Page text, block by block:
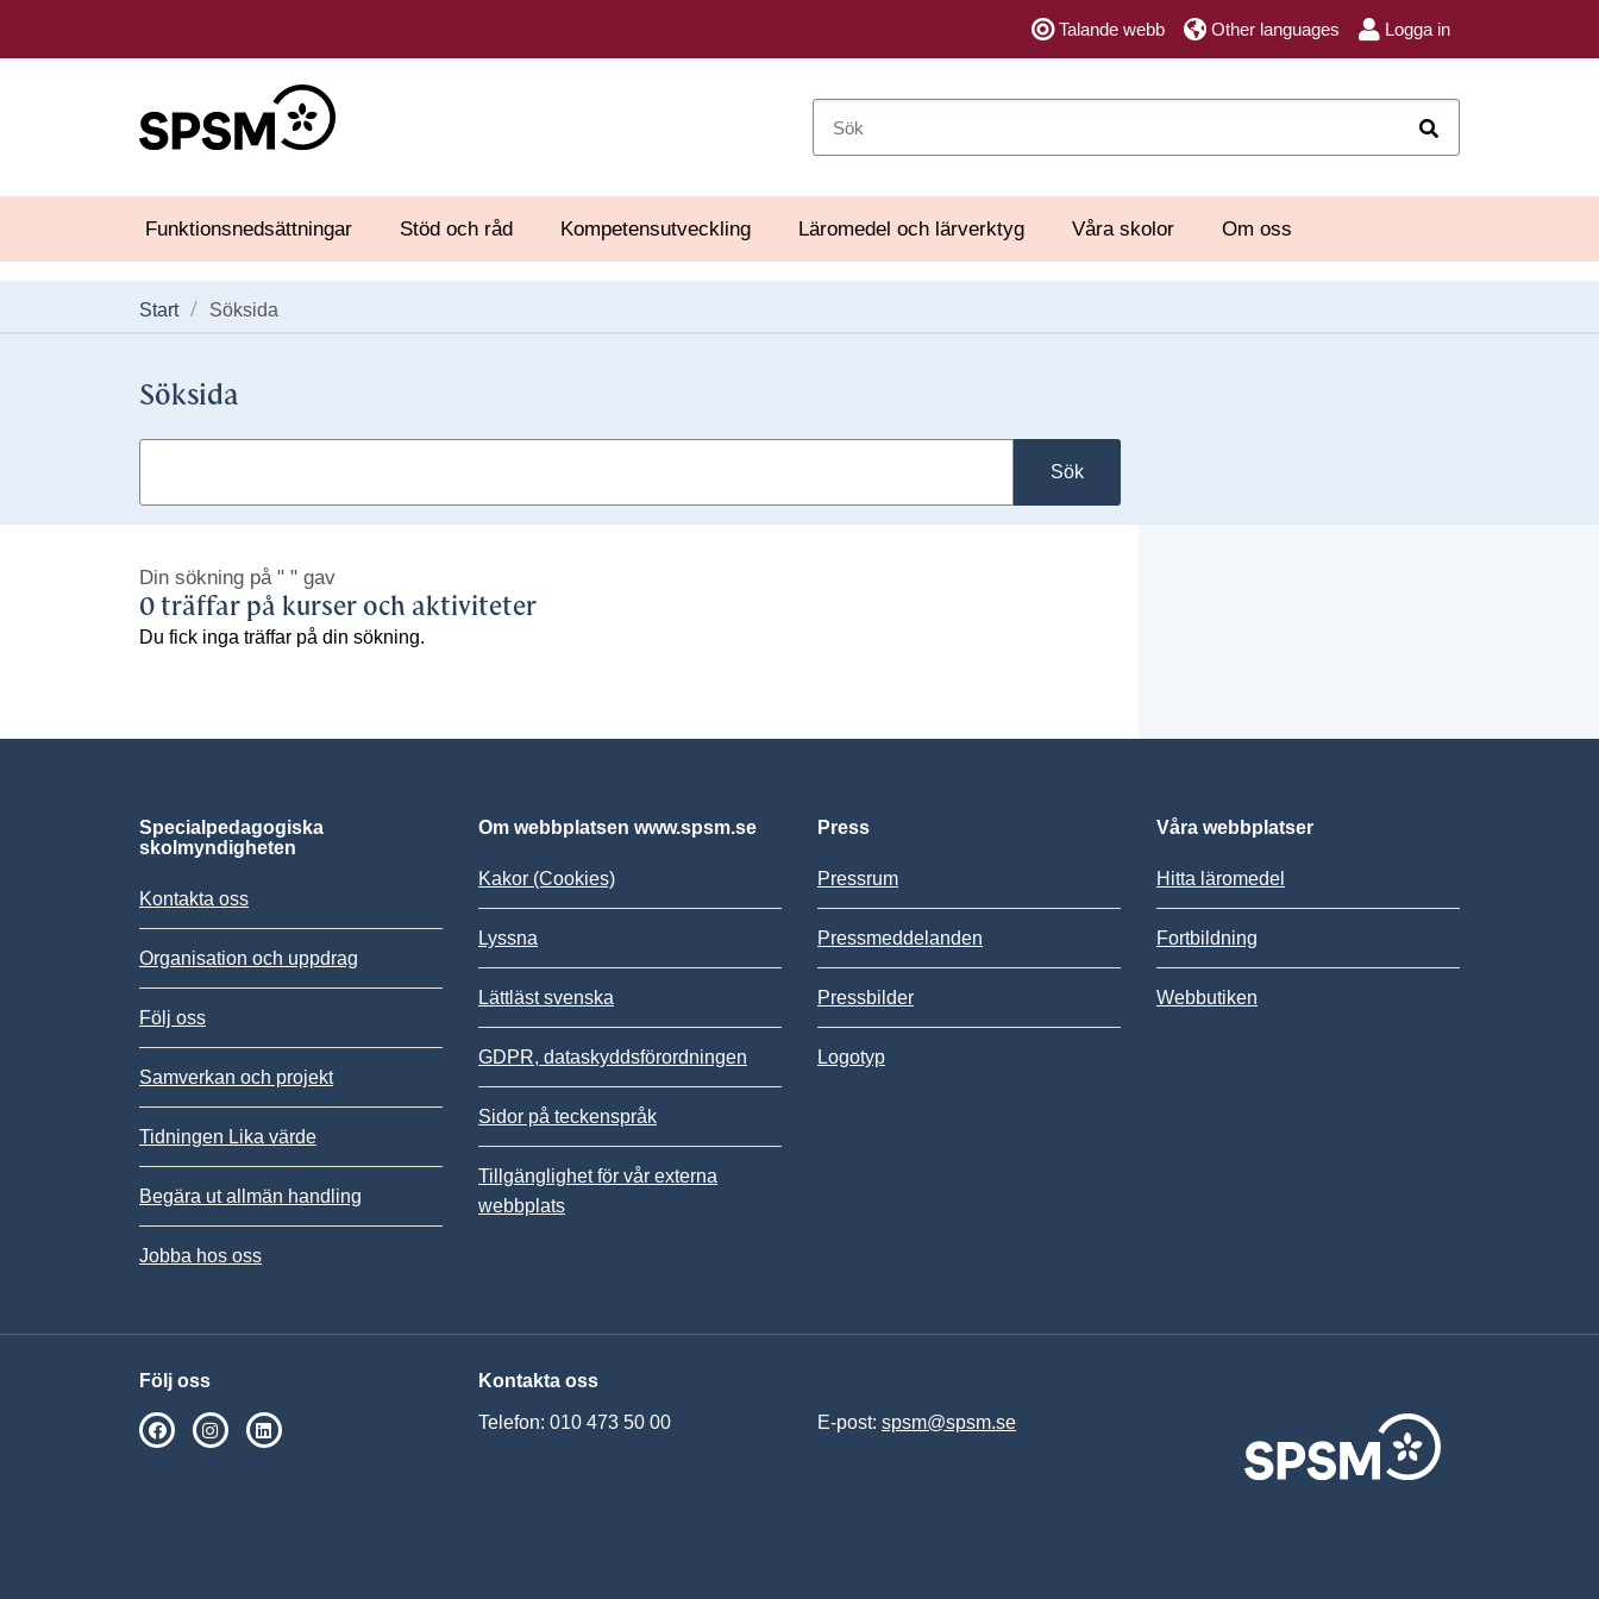
Talande webb Other languages Logga in
Funktionsnedsättningar Stöd och råd Kompetensutveckling Läromedel och lärverktyg Våra skolor Om oss
Start Söksida
Söksida
Sök
Din sökning på " " gav
0 träffar på kurser och aktiviteter
Du fick inga träffar på din sökning.
Specialpedagogiska
skolmyndigheten
Kontakta oss
Organisation och uppdrag
Följ oss
Samverkan och projekt
Tidningen Lika värde
Begära ut allmän handling
Jobba hos oss
Om webbplatsen www.spsm.se
Kakor (Cookies)
Lyssna
Lättläst svenska
GDPR, dataskyddsförordningen
Sidor på teckenspråk
Tillgänglighet för vår externa
webbplats
Press
Pressrum
Pressmeddelanden
Pressbilder
Logotyp
Våra webbplatser
Hitta läromedel
Fortbildning
Webbutiken
Följ oss
SPSM på Facebook
SPSM på Instagram
Kontakta oss
Telefon: 010 473 50 00 E-post: spsm@spsm.se